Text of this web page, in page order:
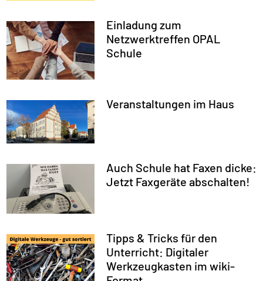
Einladung zum
Netzwerktreffen OPAL
Schule
Veranstaltungen im Haus
Auch Schule hat Faxen dicke:
Jetzt Faxgeräte abschalten!
Tipps & Tricks für den
Unterricht: Digitaler
Werkzeugkasten im wiki-